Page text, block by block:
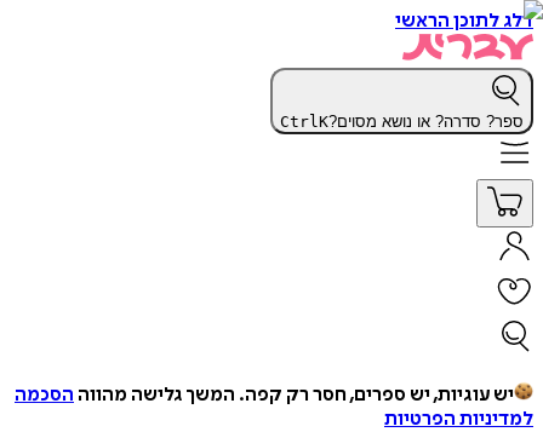
דלג לתוכן הראשי
ספר? סדרה? או נושא מסוים? CtrlK
יש עוגיות, יש ספרים, חסר רק קפה. המשך גלישה מהווה הסכמה
למדיניות הפרטיות